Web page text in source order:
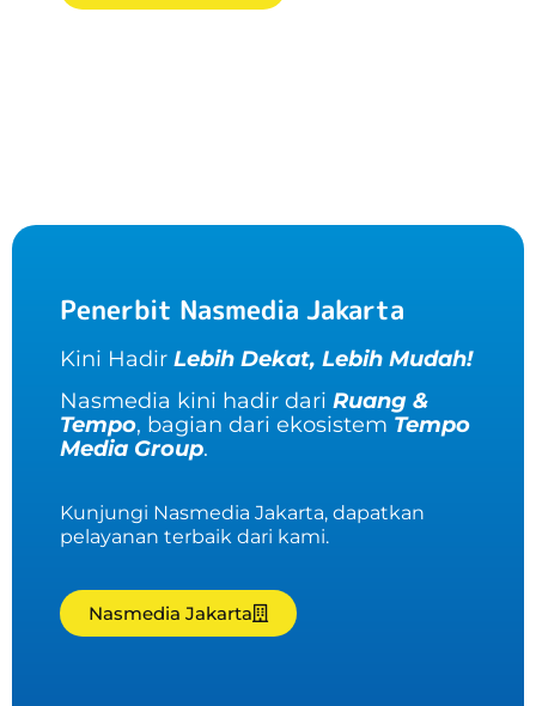
Penerbit Nasmedia Jakarta
Kini Hadir Lebih Dekat, Lebih Mudah!
Nasmedia kini hadir dari Ruang &
Tempo, bagian dari ekosistem Tempo
Media Group.
Kunjungi Nasmedia Jakarta, dapatkan
pelayanan terbaik dari kami.
Nasmedia Jakarta